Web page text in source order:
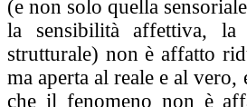
(e non solo quella
la sensibilità affettiva, la
strutturale) non è affatto
ma aperta al reale e al
che il fenomeno non è